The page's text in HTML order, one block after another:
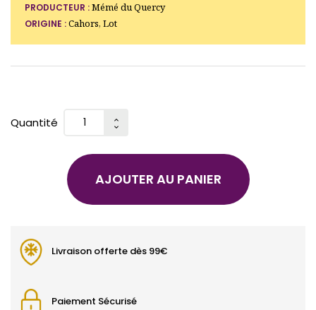
PRODUCTEUR :Mémé du Quercy
ORIGINE :Cahors, Lot
Quantité
AJOUTER AU PANIER
Livraison offerte dès 99€
Paiement Sécurisé